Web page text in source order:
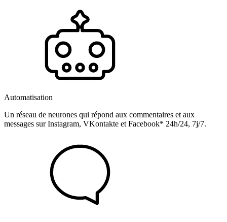
Automatisation
Un réseau de neurones qui répond aux commentaires et aux
messages sur Instagram, VKontakte et Facebook* 24h/24, 7j/7.